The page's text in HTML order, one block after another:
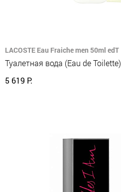
LACOSTE Eau Fraiche men 50ml edT
Туалетная вода (Eau de Toilette)
5 619 Р.